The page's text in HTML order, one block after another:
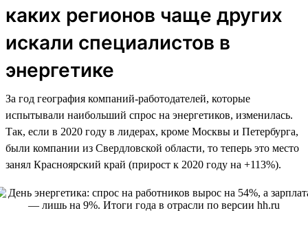
каких регионов чаще других
искали специалистов в
энергетике
За год география компаний-работодателей, которые
испытывали наибольший спрос на энергетиков, изменилась.
Так, если в 2020 году в лидерах, кроме Москвы и Петербурга,
были компании из Свердловской области, то теперь это место
занял Красноярский край (прирост к 2020 году на +113%).